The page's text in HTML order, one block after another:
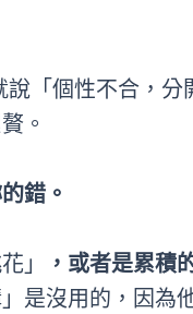
說「個性不合，分
。
錯。
」 ，或者是累積
是沒用的，因為